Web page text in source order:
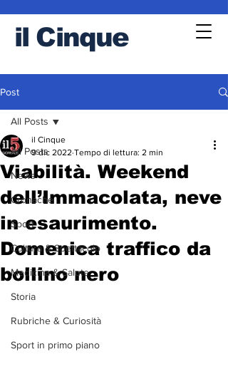
il Cinque
Post
All Posts
News
Cronache
Sport
Cultura & Spettacolo
Medicina & Salute
Storia
Rubriche & Curiosità
Sport in primo piano
All Posts
Viabilità. Weekend
dell’Immacolata, neve
in esaurimento.
Domenica traffico da
bollino nero
il Cinque
9 dic 2022 Tempo di lettura: 2 min